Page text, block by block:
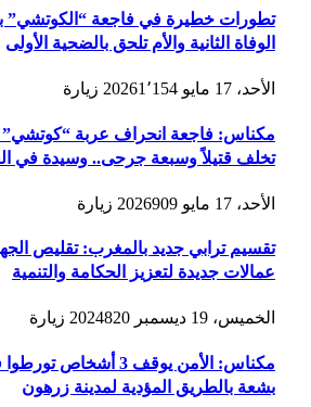
تطورات خطيرة في فاجعة “الكوتشي”
الوفاة الثانية والأم تلحق بالضحية الأولى
الأحد، 17 مايو 2026 1٬154 زيارة
مكناس: فاجعة انحراف عربة
تخلف قتيلاً وسبعة جرحى.. وسيدة في
الأحد، 17 مايو 2026 909 زيارة
عمالات جديدة لتعزيز الحكامة والتنمية
الخميس، 19 ديسمبر 2024 820 زيارة
مكناس: الأمن يوقف 3
بشعة بالطريق المؤدية لمدينة زرهون